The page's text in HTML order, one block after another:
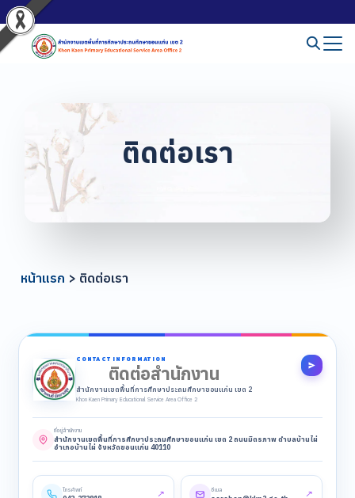
ติดต่อเรา
หน้าแรก > ติดต่อเรา
CONTACT INFORMATION
ติดต่อสำนักงาน
สำนักงานเขตพื้นที่การศึกษาประถมศึกษาขอนแก่น เขต 2
Khon Kaen Primary Educational Service Area Office 2
ที่อยู่สำนักงาน
สำนักงานเขตพื้นที่การศึกษาประถมศึกษาขอนแก่น เขต 2 ถนนมิตรภาพ ตำบลบ้านไผ่
อำเภอบ้านไผ่ จังหวัดขอนแก่น 40110
โทรศัพท์ ↗ อีเมล ↗